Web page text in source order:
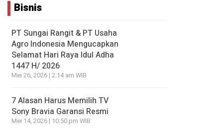
Bisnis
PT Sungai Rangit & PT Usaha
Agro Indonesia Mengucapkan
Selamat Hari Raya Idul Adha
1447 H/ 2026
Mei 26, 2026 | 2:14 am WIB
7 Alasan Harus Memilih TV
Sony Bravia Garansi Resmi
Mei 14, 2026 | 10:50 pm WIB